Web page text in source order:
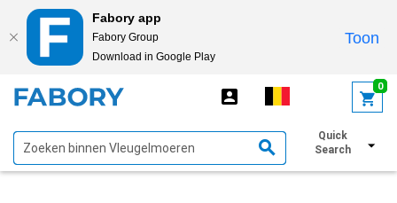
Fabory app
Fabory Group
Download in Google Play
Toon
0
Quick
Search
Toon filters